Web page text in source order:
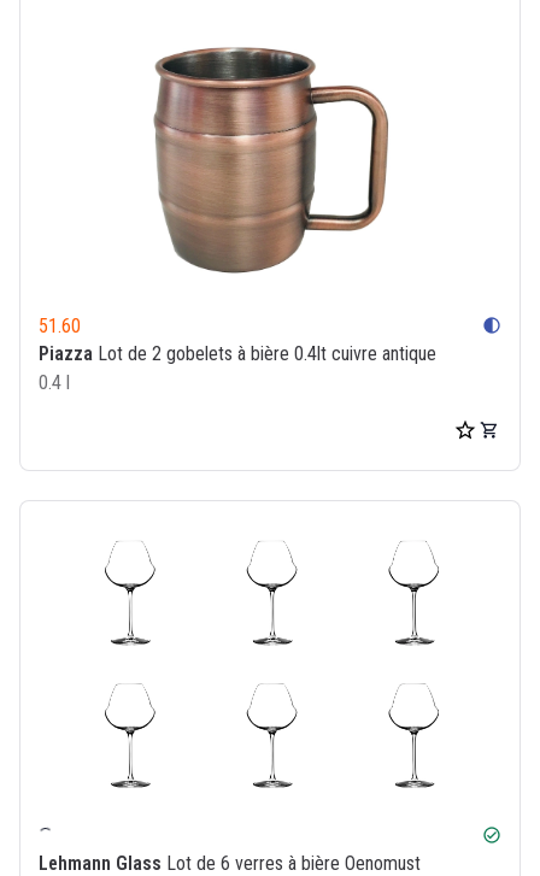
51.60 contrast
Piazza Lot de 2 gobelets à bière 0.4lt cuivre antique
0.4 l
check_circle
Lehmann Glass Lot de 6 verres à bière Oenomust